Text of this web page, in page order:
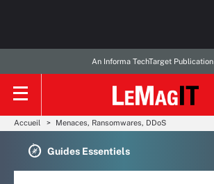
An Informa TechTarget Publication
Accueil Menaces, Ransomwares, DDoS
Guides Essentiels